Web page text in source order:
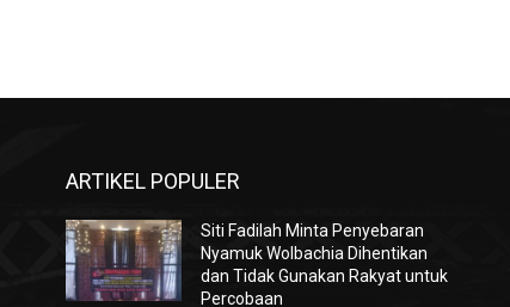
ARTIKEL POPULER
Siti Fadilah Minta Penyebaran
Nyamuk Wolbachia Dihentikan
dan Tidak Gunakan Rakyat untuk
Percobaan